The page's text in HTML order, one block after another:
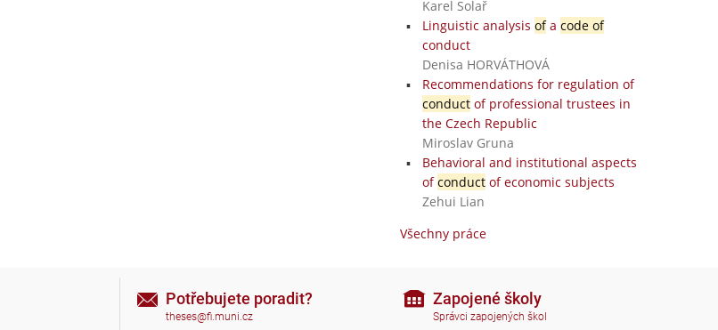
Karel Solař
Linguistic analysis ofa code of
conduct
Denisa HORVÁTHOVÁ
Recommendations for regulation of
conductof professional trustees in
the Czech Republic
Miroslav Gruna
Behavioral and institutional aspects
ofconductof economic subjects
Zehui Lian
Všechny práce
Potřebujete poradit?
theses@fi.muni.cz
Zapojené školy
Správci zapojených škol